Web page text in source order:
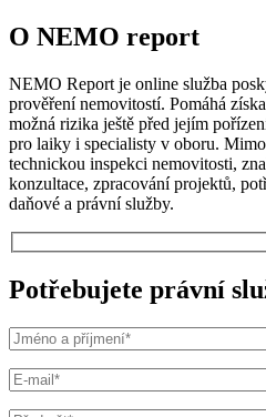
O NEMO report
NEMO Report je online služba
prověření nemovitostí. Pomáhá
možná rizika ještě před jejím
pro laiky i specialisty v oboru.
technickou inspekci nemovitosti,
konzultace, zpracování projektů,
daňové a právní služby.
Potřebujete právní